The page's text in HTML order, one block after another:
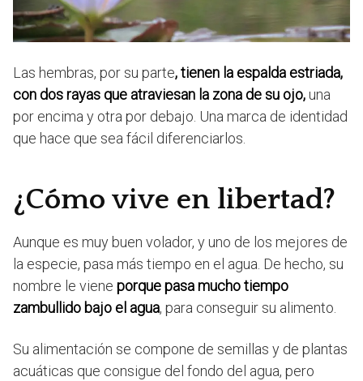
Las hembras, por su parte, tienen la espalda estriada,
con dos rayas que atraviesan la zona de su ojo,una
por encima y otra por debajo. Una marca de identidad
que hace que sea fácil diferenciarlos.
¿Cómo vive en libertad?
Aunque es muy buen volador, y uno de los mejores de
la especie, pasa más tiempo en el agua. De hecho, su
nombre le viene porque pasa mucho tiempo
zambullido bajo el agua, para conseguir su alimento.
Su alimentación se compone de semillas y de plantas
acuáticas que consigue del fondo del agua, pero